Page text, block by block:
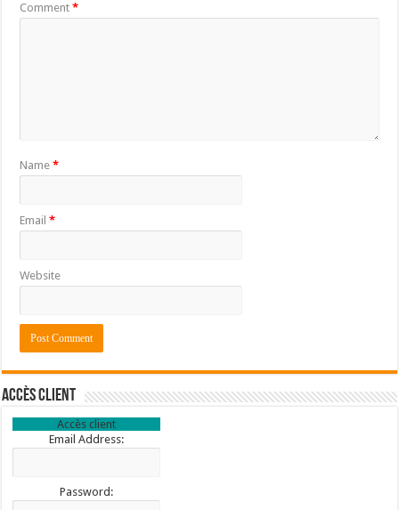
Comment*
Name*
Email*
Website
Accès client
Accès client
Email Address:
Password: